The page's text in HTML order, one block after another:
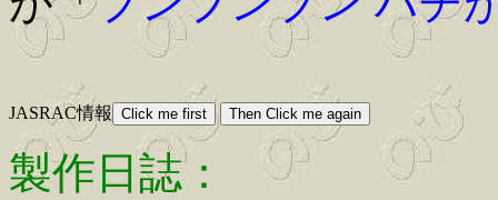
JASRAC情報
製作日誌：